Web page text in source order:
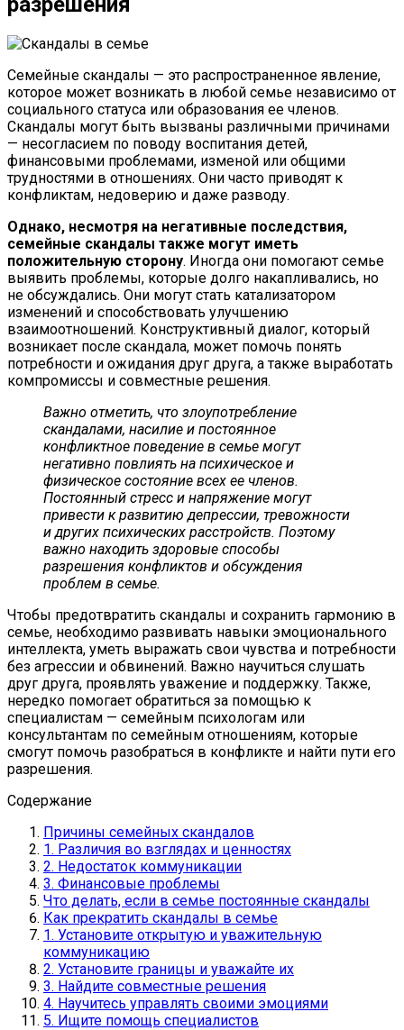
Семейные скандалы — это распространенное явление,
которое может возникать в любой семье независимо от
социального статуса или образования ее членов.
Скандалы могут быть вызваны различными причинами
— несогласием по поводу воспитания детей,
финансовыми проблемами, изменой или общими
трудностями в отношениях. Они часто приводят к
конфликтам, недоверию и даже разводу.
Однако, несмотря на негативные последствия,
семейные скандалы также могут иметь
положительную сторону. Иногда они помогают семье
выявить проблемы, которые долго накапливались, но
не обсуждались. Они могут стать катализатором
изменений и способствовать улучшению
взаимоотношений. Конструктивный диалог, который
возникает после скандала, может помочь понять
потребности и ожидания друг друга, а также выработать
компромиссы и совместные решения.
Важно отметить, что злоупотребление
скандалами, насилие и постоянное
конфликтное поведение в семье могут
негативно повлиять на психическое и
физическое состояние всех ее членов.
Постоянный стресс и напряжение могут
привести к развитию депрессии, тревожности
и других психических расстройств. Поэтому
важно находить здоровые способы
разрешения конфликтов и обсуждения
проблем в семье.
Чтобы предотвратить скандалы и сохранить гармонию в
семье, необходимо развивать навыки эмоционального
интеллекта, уметь выражать свои чувства и потребности
без агрессии и обвинений. Важно научиться слушать
друг друга, проявлять уважение и поддержку. Также,
нередко помогает обратиться за помощью к
специалистам — семейным психологам или
консультантам по семейным отношениям, которые
смогут помочь разобраться в конфликте и найти пути его
разрешения.
Содержание
Причины семейных скандалов
1. Различия во взглядах и ценностях
2. Недостаток коммуникации
3. Финансовые проблемы
Что делать, если в семье постоянные скандалы
Как прекратить скандалы в семье
1. Установите открытую и уважительную
коммуникацию
2. Установите границы и уважайте их
3. Найдите совместные решения
4. Научитесь управлять своими эмоциями
5. Ищите помощь специалистов